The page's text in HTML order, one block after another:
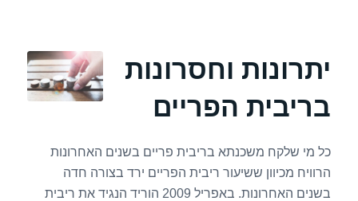
יתרונות וחסרונות
בריבית הפריים
כל מי שלקח משכנתא בריבית פריים בשנים האחרונות
הרוויח מכיוון ששיעור ריבית הפריים ירד בצורה חדה
בשנים האחרונות. באפריל 2009 הוריד הנגיד את ריבית